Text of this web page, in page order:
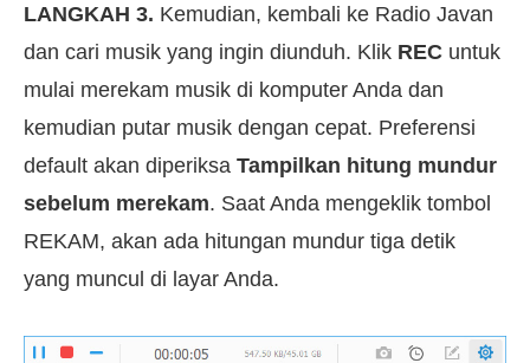
LANGKAH 3. Kemudian, kembali ke Radio Javan
dan cari musik yang ingin diunduh. Klik REC untuk
mulai merekam musik di komputer Anda dan
kemudian putar musik dengan cepat. Preferensi
default akan diperiksa Tampilkan hitung mundur
sebelum merekam. Saat Anda mengeklik tombol
REKAM, akan ada hitungan mundur tiga detik
yang muncul di layar Anda.